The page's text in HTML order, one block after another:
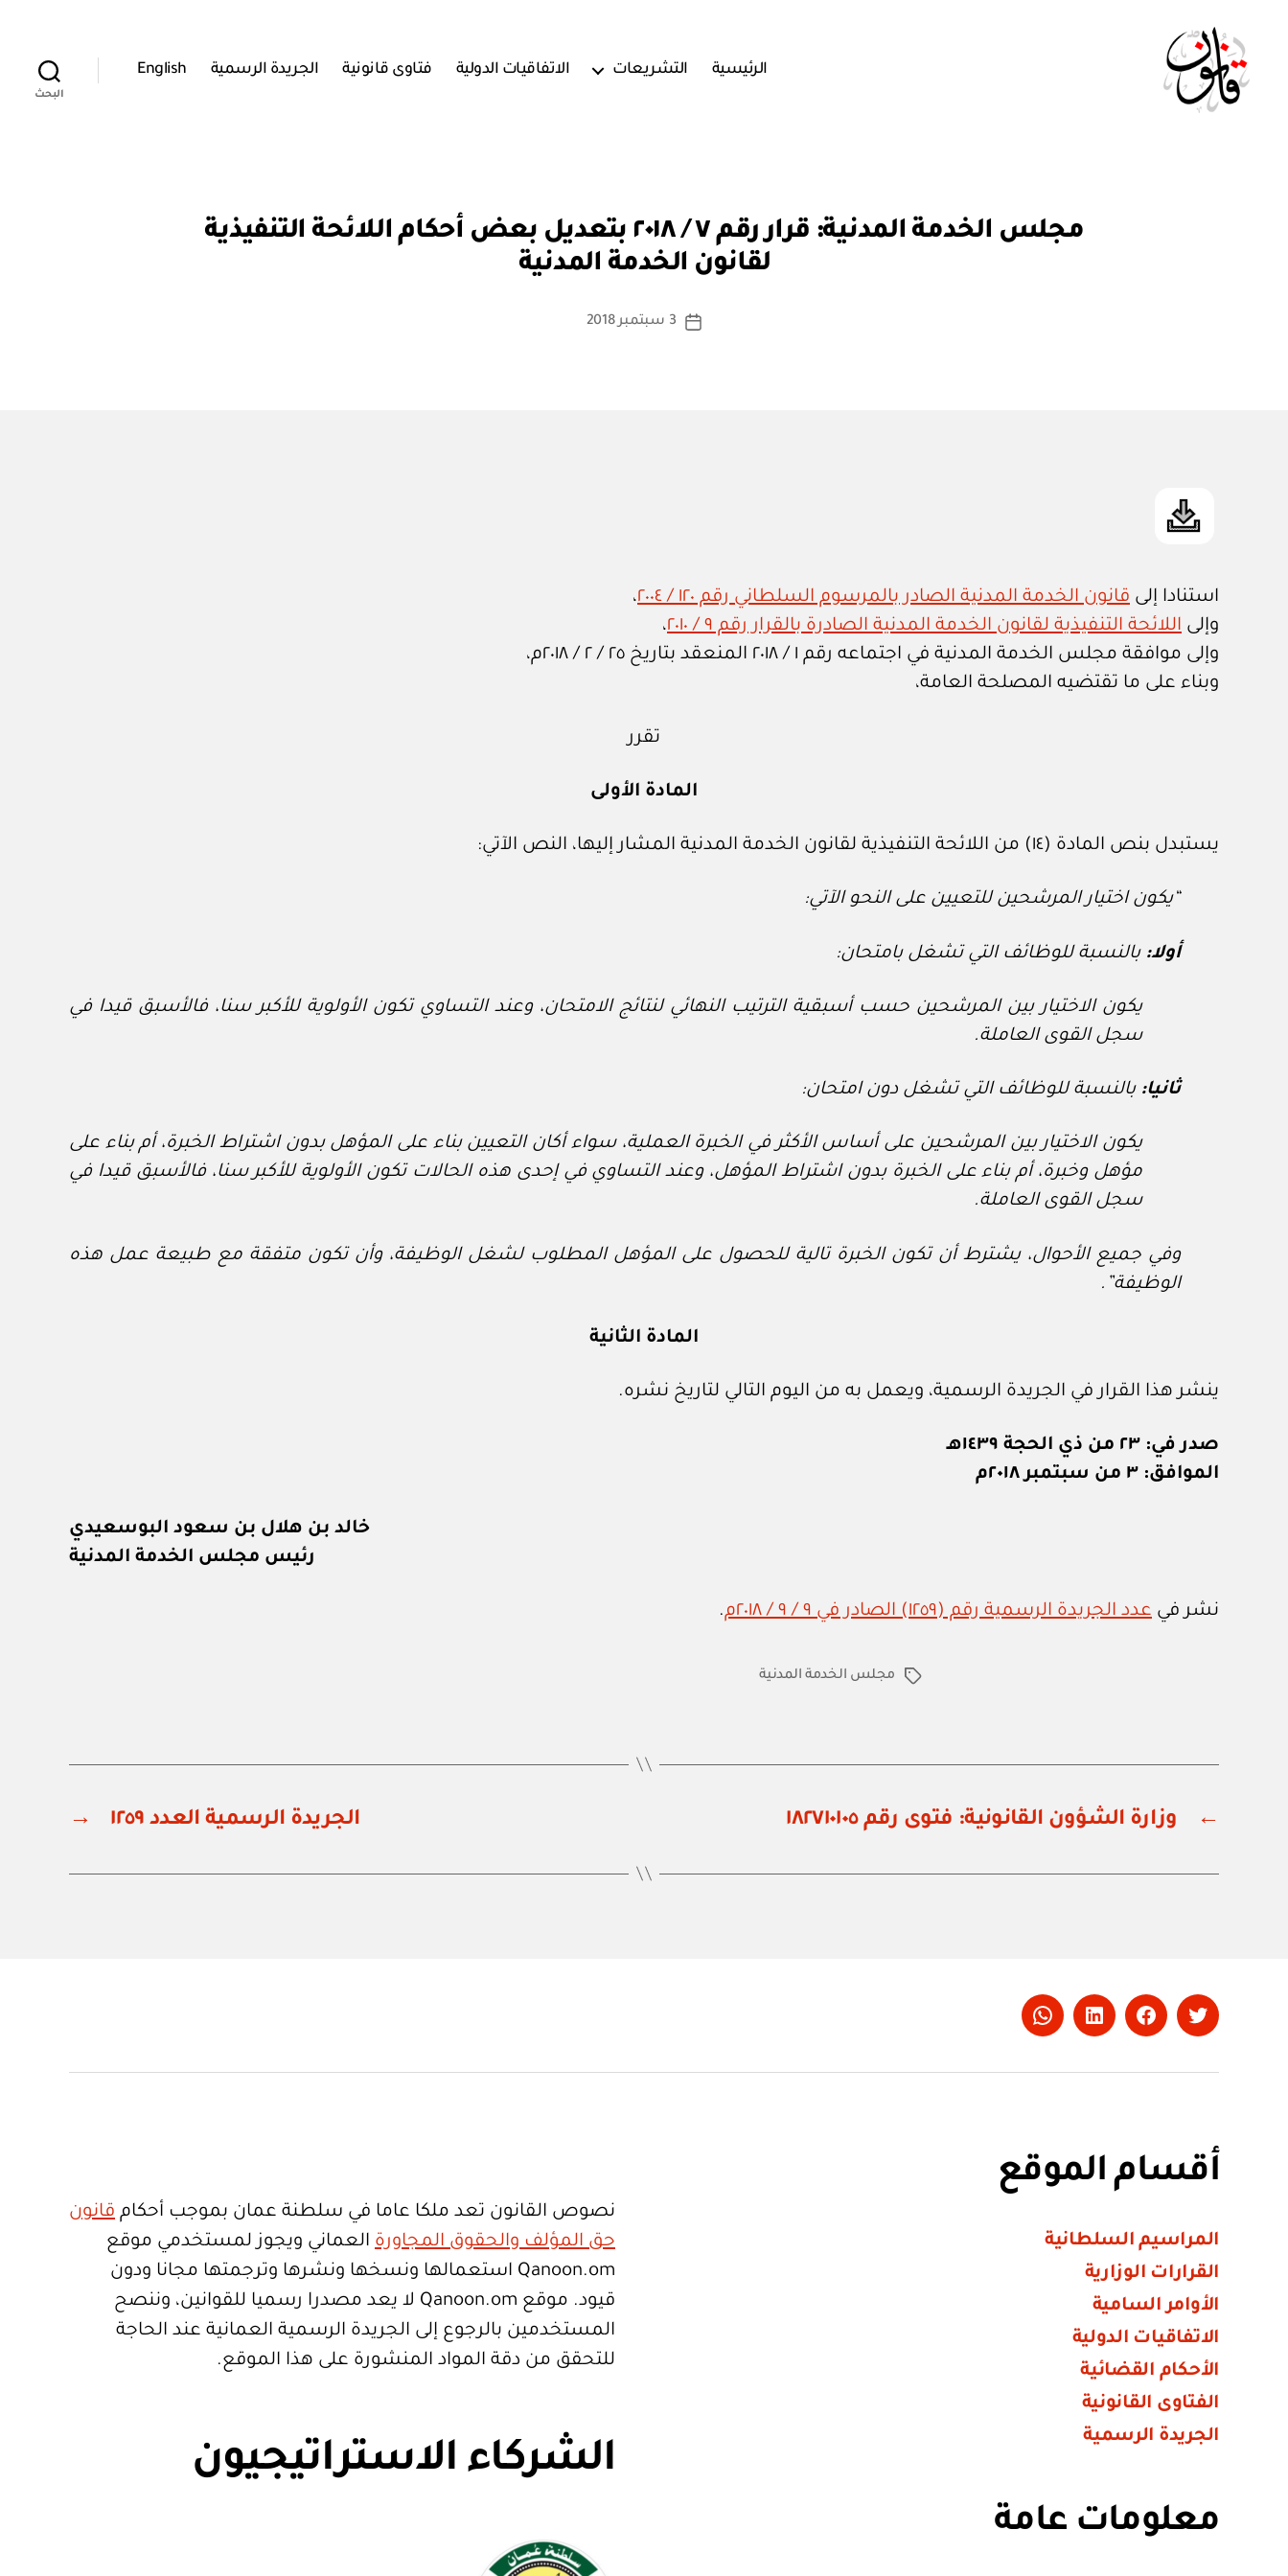
الرئيسية التشريعات الاتفاقيات الدولية فتاوى قانونية الجريدة الرسمية English
البحث
التصنيفات
مجلس الخدمة المدنية: قرار رقم ٧ / ٢٠١٨ بتعديل بعض أحكام اللائحة التنفيذية
لقانون الخدمة المدنية
كاتب
ا
س
ة
تاريخ
3 سبتمبر 2018
استنادا إلى قانون الخدمة المدنية الصادر بالمرسوم السلطاني رقم ١٢٠ / ٢٠٠٤
،
وإلى اللائحة التنفيذية لقانون الخدمة المدنية الصادرة بالقرار رقم ٩ / ٢٠١٠
،
وإلى موافقة مجلس الخدمة المدنية في اجتماعه رقم ١ / ٢٠١٨ المنعقد بتاريخ ٢٥ / ٢ / ٢٠١٨م،
وبناء على ما تقتضيه المصلحة العامة،
تقرر
المادة الأولى
يستبدل بنص المادة (١٤) من اللائحة التنفيذية لقانون الخدمة المدنية المشار إليها، النص الآتي:
“يكون اختيار المرشحين للتعيين على النحو الآتي:
أولا: بالنسبة للوظائف التي تشغل بامتحان:
يكون الاختيار بين المرشحين حسب أسبقية الترتيب النهائي لنتائج الامتحان، وعند التساوي تكون الأولوية للأكبر سنا، فالأسبق قيدا في
سجل القوى العاملة.
ثانيا: بالنسبة للوظائف التي تشغل دون امتحان:
يكون الاختيار بين المرشحين على أساس الأكثر في الخبرة العملية، سواء أكان التعيين بناء على المؤهل بدون اشتراط الخبرة، أم بناء على
مؤهل وخبرة، أم بناء على الخبرة بدون اشتراط المؤهل، وعند التساوي في إحدى هذه الحالات تكون الأولوية للأكبر سنا، فالأسبق قيدا في
سجل القوى العاملة.
وفي جميع الأحوال، يشترط أن تكون الخبرة تالية للحصول على المؤهل المطلوب لشغل الوظيفة، وأن تكون متفقة مع طبيعة عمل هذه
الوظيفة”.
المادة الثانية
ينشر هذا القرار في الجريدة الرسمية، ويعمل به من اليوم التالي لتاريخ نشره.
صدر في: ٢٣ من ذي الحجة ١٤٣٩هـ
الموافق: ٣ من سبتمبر ٢٠١٨م
خالد بن هلال بن سعود البوسعيدي
رئيس مجلس الخدمة المدنية
نشر في عدد الجريدة الرسمية رقم (١٢٥٩) الصادر في ٩ / ٩ / ٢٠١٨م .
الوسوممجلس الخدمة المدنية
← وزارة الشؤون القانونية: فتوى رقم ١٨٢٧١٠١٠٥ → الجريدة الرسمية العدد ١٢٥٩
Twitter
Facebook
LinkedIn
Whatsapp
أقسام الموقع
المراسيم السلطانية
القرارات الوزارية
الأوامر السامية
الاتفاقيات الدولية
الأحكام القضائية
الفتاوى القانونية
الجريدة الرسمية
معلومات عامة
نصوص القانون تعد ملكا عاما في سلطنة عمان بموجب أحكام قانون
حق المؤلف والحقوق المجاورة العماني ويجوز لمستخدمي موقع
Qanoon.om استعمالها ونسخها ونشرها وترجمتها مجانا ودون
قيود. موقع Qanoon.om لا يعد مصدرا رسميا للقوانين، وننصح
المستخدمين بالرجوع إلى الجريدة الرسمية العمانية عند الحاجة
للتحقق من دقة المواد المنشورة على هذا الموقع.
الشركاء الاستراتيجيون